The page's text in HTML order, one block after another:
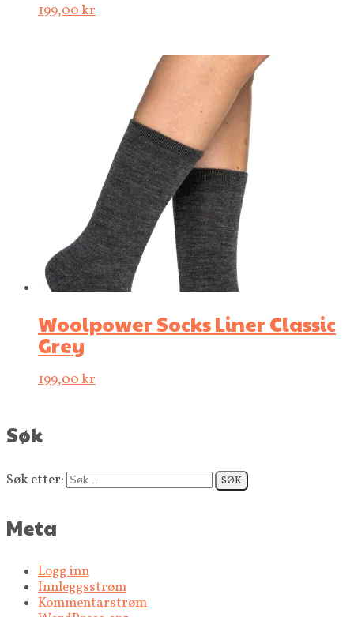
199,00kr
Woolpower Socks Liner Classic
Grey
199,00kr
Søk
Søk etter:
Meta
Logg inn
Innleggsstrøm
Kommentarstrøm